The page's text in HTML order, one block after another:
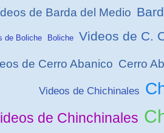
de Barda del Medio
de Boliche Boliche Videos de C.
de Cerro Abanico Cerro
Videos de Chichinales
de Chinchinales